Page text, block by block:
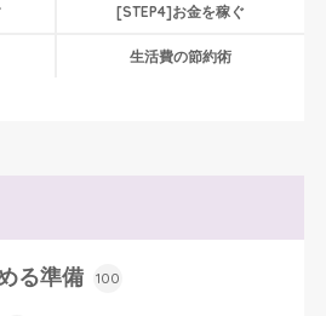
[STEP4]お金を稼ぐ
生活費の節約術
る準備 100